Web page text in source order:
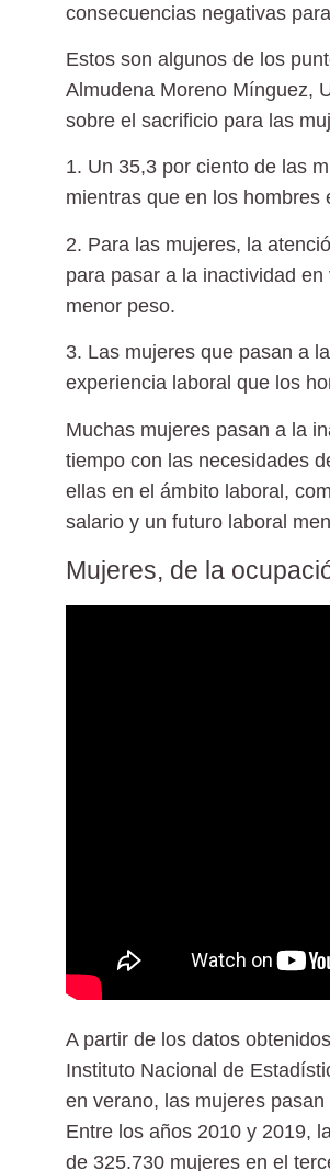
consecuencias negativas
Estos son algunos de los
Almudena Moreno Mínguez,
sobre el sacrificio para las
1. Un 35,3 por ciento de las
mientras que en los hombres
2. Para las mujeres, la
para pasar a la inactividad
menor peso.
3. Las mujeres que pasan a
experiencia laboral que los
Muchas mujeres pasan a la
tiempo con las necesidades
ellas en el ámbito laboral,
salario y un futuro laboral
Mujeres, de la
A partir de los datos
Instituto Nacional de
en verano, las mujeres
Entre los años 2010 y 2019,
de 325.730 mujeres en el